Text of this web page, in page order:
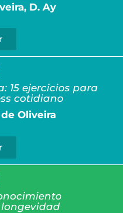
D. Ay
15 ejercicios para
cotidiano
de Oliveira